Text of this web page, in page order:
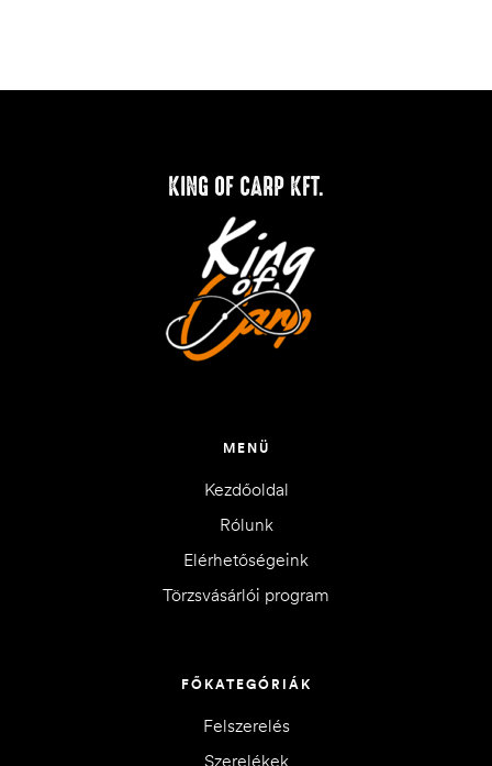
KING OF CARP KFT.
MENÜ
Kezdőoldal
Rólunk
Elérhetőségeink
Törzsvásárlói program
FŐKATEGÓRIÁK
Felszerelés
Szerelékek